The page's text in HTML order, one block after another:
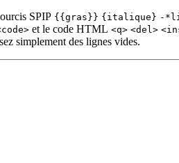
SPIP {{gras}} {italique} -
et le code HTML <q> <del>
simplement des lignes vides.